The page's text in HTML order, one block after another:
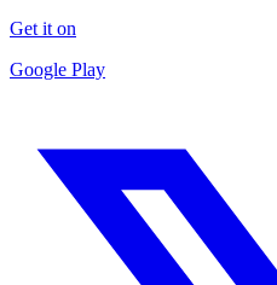
Get it on
Google Play